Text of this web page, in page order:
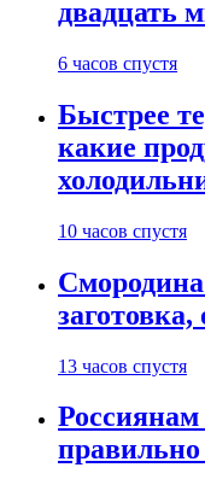
двадцать
6 часов спустя
Быстрее
какие
10 часов спустя
13 часов спустя
Россиянам